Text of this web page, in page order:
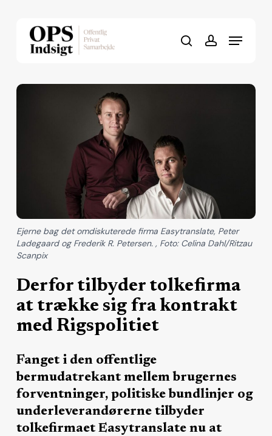
searchaccount
Menu
Derfor tilbyder tolkefirma
at trække sig fra kontrakt
med Rigspolitiet
Fanget i den offentlige
bermudatrekant mellem brugernes
forventninger, politiske bundlinjer og
underleverandørerne tilbyder
tolkefirmaet Easytranslate nu at
Ejerne bag det omdiskuterede firma Easytranslate, Peter
Ladegaard og Frederik R. Petersen. , Foto: Celina Dahl/Ritzau
Scanpix
Close